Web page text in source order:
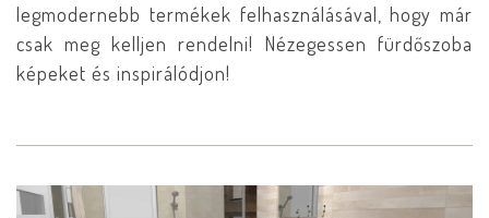
legmodernebb termékek felhasználásával, hogy már
csak meg kelljen rendelni! Nézegessen fürdőszoba
képeket és inspirálódjon!